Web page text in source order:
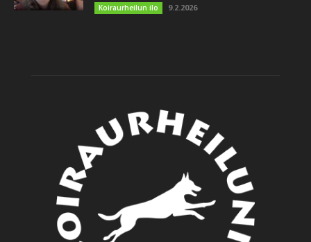
Koiraurheilun ilo 9.2.2026